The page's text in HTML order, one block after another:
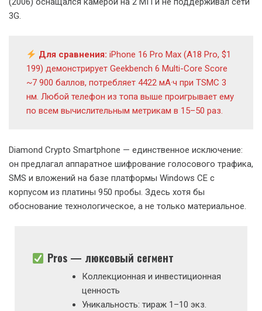
3G.
Для сравнения: iPhone 16 Pro Max (A18 Pro, $1
199) демонстрирует Geekbench 6 Multi-Core Score
~7 900 баллов, потребляет 4422 мА·ч при TSMC 3
нм. Любой телефон из топа выше проигрывает ему
по всем вычислительным метрикам в 15–50 раз.
Diamond Crypto Smartphone — единственное исключение:
он предлагал аппаратное шифрование голосового трафика,
SMS и вложений на базе платформы Windows CE с
корпусом из платины 950 пробы. Здесь хотя бы
обоснование технологическое, а не только материальное.
Pros — люксовый сегмент
Коллекционная и инвестиционная
ценность
Уникальность: тираж 1–10 экз.